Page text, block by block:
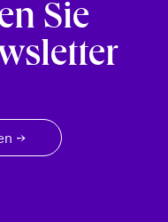
Sie
→